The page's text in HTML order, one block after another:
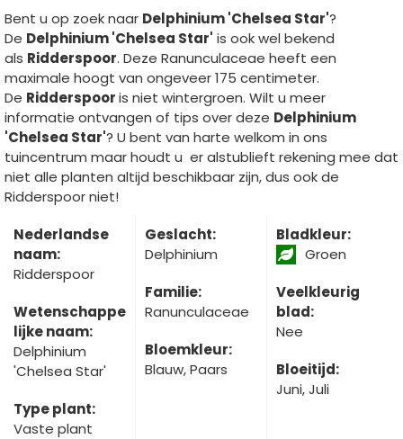
Bent u op zoek naar Delphinium 'Chelsea Star'?
De Delphinium 'Chelsea Star' is ook wel bekend
als Ridderspoor. Deze Ranunculaceae heeft een
maximale hoogt van ongeveer 175 centimeter.
De Ridderspooris niet wintergroen. Wilt u meer
informatie ontvangen of tips over deze Delphinium
'Chelsea Star'? U bent van harte welkom in ons
tuincentrum maar houdt u er alstublieft rekening mee dat
niet alle planten altijd beschikbaar zijn, dus ook de
Ridderspoor niet!
Nederlandse
naam:
Ridderspoor
Wetenschappe
lijke naam:
Delphinium
'Chelsea Star'
Type plant:
Vaste plant
Geslacht:
Delphinium
Familie:
Ranunculaceae
Bloemkleur:
Blauw, Paars
Bladkleur:
Groen
Veelkleurig
blad:
Nee
Bloeitijd:
Juni, Juli